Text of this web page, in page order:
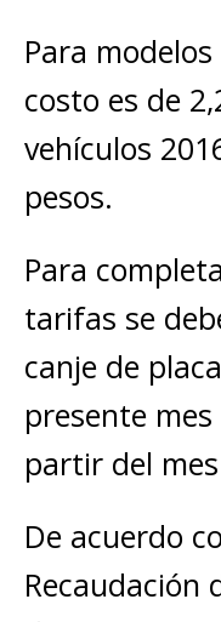
Para
costo es de
vehículos
pesos.
Para
tarifas se
canje de
presente
partir del
De acuerdo
Recaudación